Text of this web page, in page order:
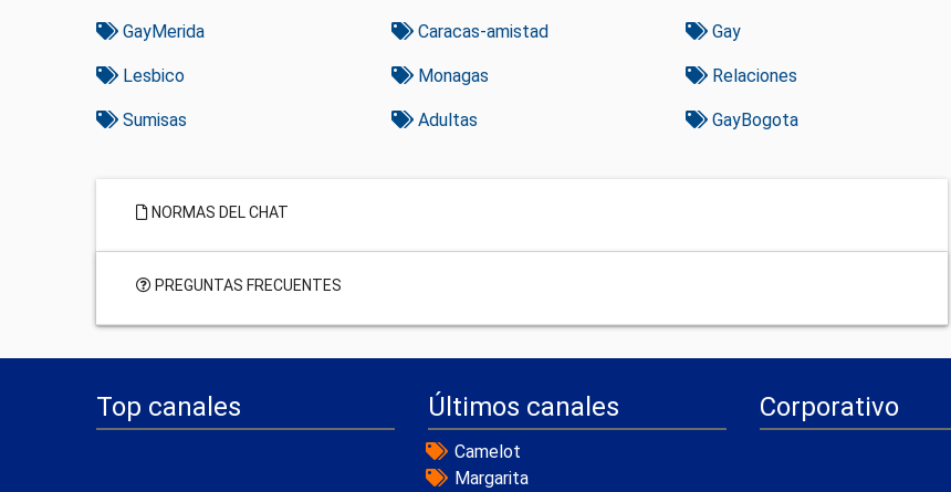
GayMerida Caracas-amistad Gay
Lesbico Monagas Relaciones
Sumisas Adultas GayBogota
NORMAS DEL CHAT
PREGUNTAS FRECUENTES
Top canales Últimos canales
Camelot
Margarita
Corporativo